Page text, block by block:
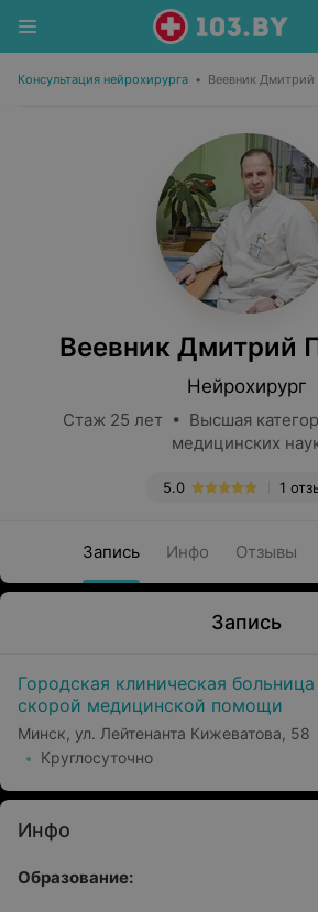
Консультация нейрохирурга • Веевник
Веевник Дмитрий
Нейрохирург
Стаж 25 лет • Высшая
медицинских
1
5.0
Запись Инфо Отзывы
Запись
Городская клиническая больница
скорой медицинской помощи
Минск, ул. Лейтенанта Кижеватова, 58
Круглосуточно
Инфо
Образование: